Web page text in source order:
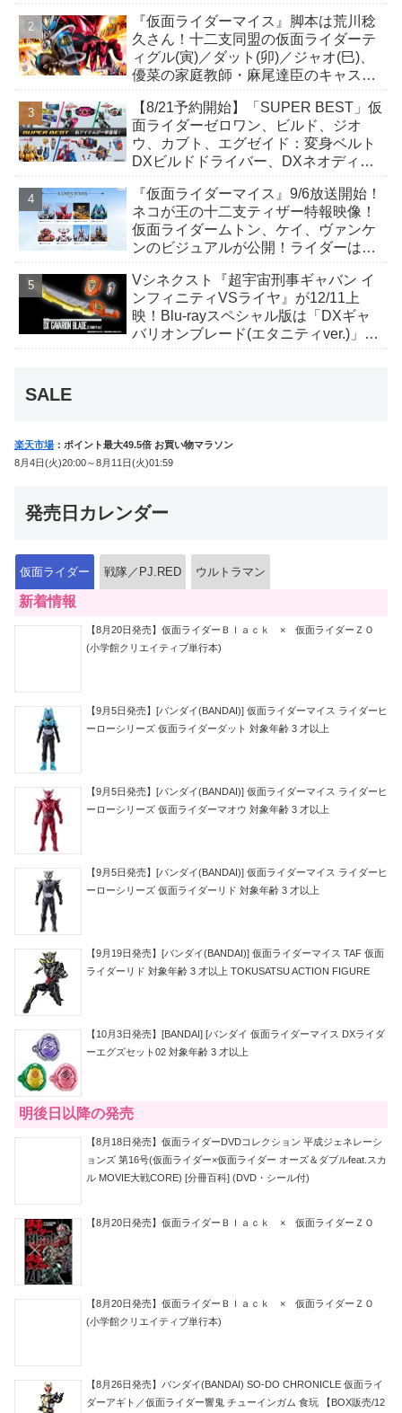
も！
『仮面ライダーマイス』脚本は荒川稔
久さん！十二支同盟の仮面ライダーテ
ィグル(寅)／ダット(卯)／ジャオ(巳)、
優菜の家庭教師・麻尾達臣のキャスト
んも変身！
【8/21予約開始】「SUPER BEST」仮
面ライダーゼロワン、ビルド、ジオ
ウ、カブト、エグゼイド：変身ベルト
DXビルドドライバー、DXネオディケ
か12点！
『仮面ライダーマイス』9/6放送開始！
ネコが王の十二支ティザー特報映像！
仮面ライダームトン、ケイ、ヴァンケ
ンのビジュアルが公開！ライダーは子
Vシネクスト『超宇宙刑事ギャバン イ
ンフィニティVSライヤ』が12/11上
映！Blu-rayスペシャル版は「DXギャ
バリオンブレード(エタニティver.)」
SALE
楽天市場 ：ポイント最大49.5倍 お買い物マラソン
8月4日(火)20:00～8月11日(火)01:59
発売日カレンダー
仮面ライダー 戦隊／PJ.RED ウルトラマン
新着情報
【8月20日発売】仮面ライダーＢｌａｃｋ × 仮面ライダーＺＯ
(小学館クリエイティブ単行本)
【9月5日発売】[バンダイ(BANDAI)] 仮面ライダーマイス ライダーヒ
ーローシリーズ 仮面ライダーダット 対象年齢 3 才以上
【9月5日発売】[バンダイ(BANDAI)] 仮面ライダーマイス ライダーヒ
ーローシリーズ 仮面ライダーマオウ 対象年齢 3 才以上
【9月5日発売】[バンダイ(BANDAI)] 仮面ライダーマイス ライダーヒ
ーローシリーズ 仮面ライダーリド 対象年齢 3 才以上
【9月19日発売】[バンダイ(BANDAI)] 仮面ライダーマイス TAF 仮面
ライダーリド 対象年齢 3 才以上 TOKUSATSU ACTION FIGURE
【10月3日発売】[BANDAI] [バンダイ 仮面ライダーマイス DXライダ
ーエグズセット02 対象年齢 3 才以上
明後日以降の発売
【8月18日発売】仮面ライダーDVDコレクション 平成ジェネレーシ
ョンズ 第16号(仮面ライダー×仮面ライダー オーズ＆ダブルfeat.スカ
ル MOVIE大戦CORE) [分冊百科] (DVD・シール付)
【8月20日発売】仮面ライダーＢｌａｃｋ × 仮面ライダーＺＯ
【8月20日発売】仮面ライダーＢｌａｃｋ × 仮面ライダーＺＯ
(小学館クリエイティブ単行本)
【8月26日発売】バンダイ(BANDAI) SO-DO CHRONICLE 仮面ライ
ダーアギト／仮面ライダー響鬼 チューインガム 食玩 【BOX販売/12